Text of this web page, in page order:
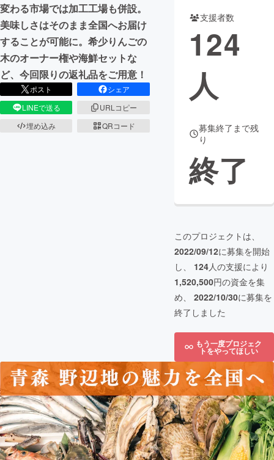
変わる市場では加工工場も併設。
美味しさはそのまま全国へお届け
することが可能に。希少りんごの
木のオーナー権や海鮮セットな
ど、今回限りの返礼品をご用意！
ポスト
シェア
LINEで送る
URLコピー
埋め込み
QRコード
支援者数
124
人
募集終了まで残
り
終了
このプロジェクトは、
2022/09/12に募集を開始
し、 124人の支援により
1,520,500円の資金を集
め、 2022/10/30に募集を
終了しました
もう一度プロジェク
トをやってほしい